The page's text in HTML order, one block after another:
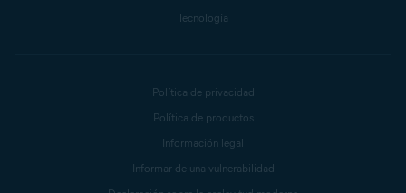
Tecnología
Política de privacidad
Política de productos
Información legal
Informar de una vulnerabilidad